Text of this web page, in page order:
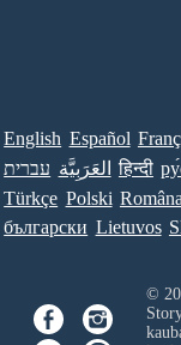
English Español
עברית العَرَبِيَّة हिन्दी
Türkçe Polski Româna
български Lietuvos
©